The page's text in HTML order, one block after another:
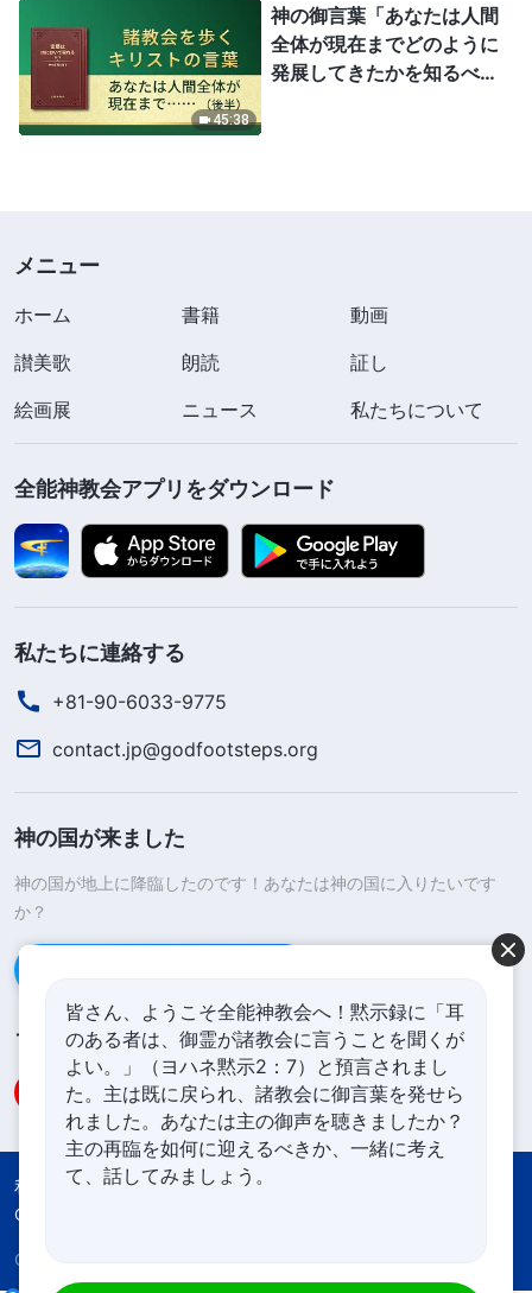
45:38
神の御言葉「あなたは人間
全体が現在までどのように
発展してきたかを知るべき
メニュー
ホーム 書籍
動画
讃美歌
朗読
証し
絵画展
ニュース 私たちについて
全能神教会アプリをダウンロード
私たちに連絡する
+81-90-6033-9775
contact.jp@godfootsteps.org
神の国が来ました
神の国が地上に降臨したのです！あなたは神の国に入りたいです
か？
フォローする
利用規約 プライバシーポリシー
Cookies Policy
Copyright © 2026
皆さん、ようこそ全能神教会へ！黙示録に「耳
のある者は、御霊が諸教会に言うことを聞くが
よい。」（ヨハネ黙示2：7）と預言されまし
た。主は既に戻られ、諸教会に御言葉を発せら
れました。あなたは主の御声を聴きましたか？
主の再臨を如何に迎えるべきか、一緒に考え
て、話してみましょう。